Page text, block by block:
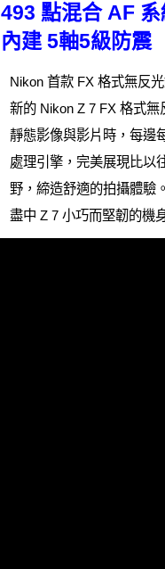
493 點混合 AF
內建 5軸5級防震
Nikon 首款 FX 格式無反
新的 Nikon Z 7 FX 格式
靜態影像與影片時，每邊
處理引擎，完美展現比以
野，締造舒適的拍攝體驗
盡中 Z 7 小巧而堅韌的機